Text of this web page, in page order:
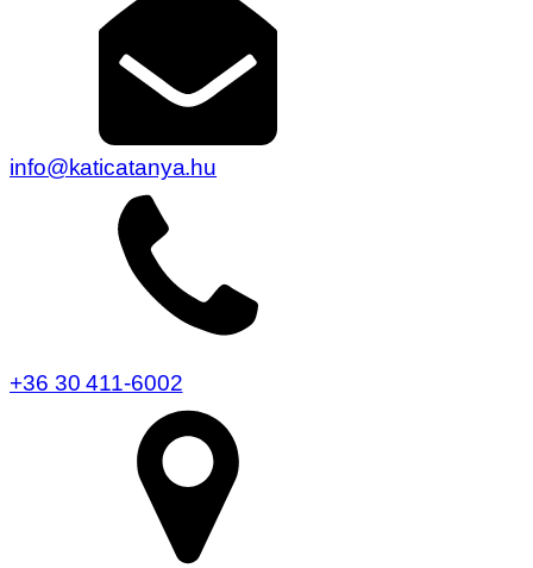
info@katicatanya.hu
+36 30 411-6002